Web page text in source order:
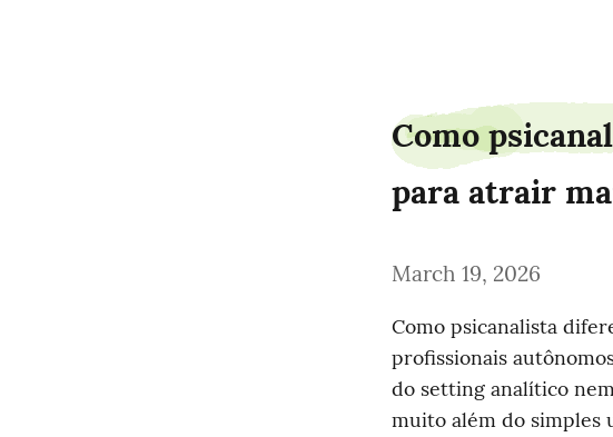
Como
para atrair
March 19, 2026
Como psicanalista
profissionais
do setting analítico
muito além do simples